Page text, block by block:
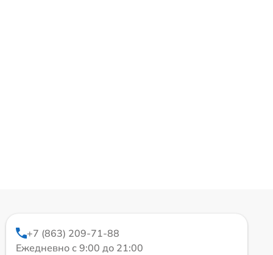
+7 (863) 209-71-88
Ежедневно с 9:00 до 21:00